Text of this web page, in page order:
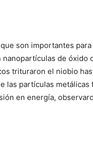
son importantes
de óxido
trituraron el niobio
las partículas
en energía,